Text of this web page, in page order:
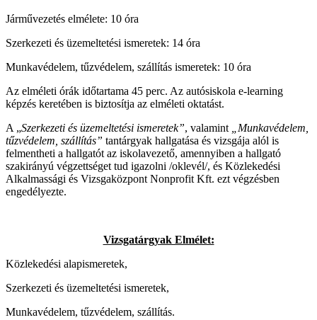
Járművezetés elmélete: 10 óra
Szerkezeti és üzemeltetési ismeretek: 14 óra
Munkavédelem, tűzvédelem, szállítás ismeretek: 10 óra
Az elméleti órák időtartama 45 perc. Az autósiskola e-learning
képzés keretében is biztosítja az elméleti oktatást.
A „Szerkezeti és üzemeltetési ismeretek”, valamint
„Munkavédelem,
tűzvédelem, szállítás” tantárgyak hallgatása és vizsgája alól is
felmentheti a hallgatót az iskolavezető, amennyiben a hallgató
szakirányú végzettséget tud igazolni /oklevél/, és Közlekedési
Alkalmassági és Vizsgaközpont Nonprofit Kft. ezt végzésben
engedélyezte.
Vizsgatárgyak Elmélet:
Közlekedési alapismeretek,
Szerkezeti és üzemeltetési ismeretek,
Munkavédelem, tűzvédelem, szállítás.